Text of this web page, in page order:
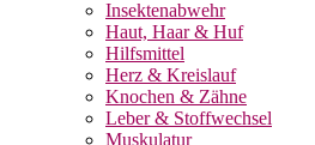
Insektenabwehr
Haut, Haar & Huf
Hilfsmittel
Herz & Kreislauf
Knochen & Zähne
Leber & Stoffwechsel
Muskulatur